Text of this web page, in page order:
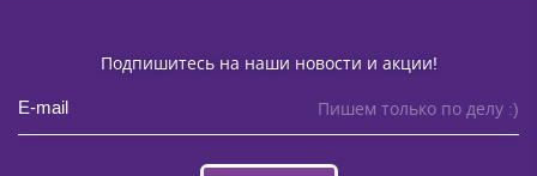
Подпишитесь на наши новости и акции!
Пишем только по делу :)